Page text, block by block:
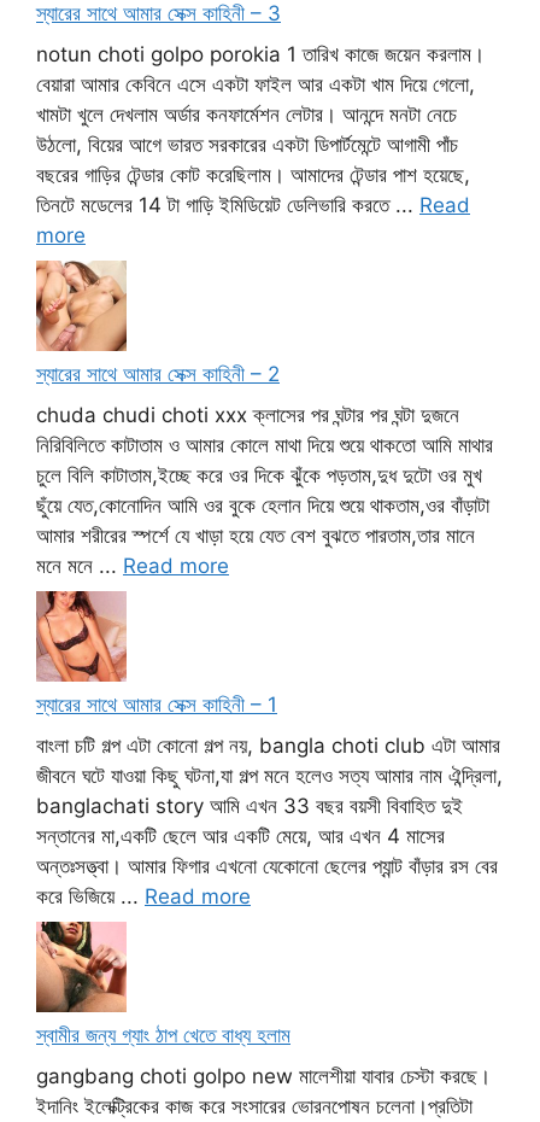
স্যারের সাথে আমার সেক্স কাহিনী – 3
notun choti golpo porokia 1 তারিখ কাজে জয়েন করলাম।
বেয়ারা আমার কেবিনে এসে একটা ফাইল আর একটা খাম দিয়ে গেলো,
খামটা খুলে দেখলাম অর্ডার কনফার্মেশন লেটার। আনন্দে মনটা নেচে
উঠলো, বিয়ের আগে ভারত সরকারের একটা ডিপার্টমেন্টে আগামী পাঁচ
বছরের গাড়ির টেন্ডার কোট করেছিলাম। আমাদের টেন্ডার পাশ হয়েছে,
তিনটে মডেলের 14 টা গাড়ি ইমিডিয়েট ডেলিভারি করতে ... Read
more
স্যারের সাথে আমার সেক্স কাহিনী – 2
chuda chudi choti xxx ক্লাসের পর ঘন্টার পর ঘন্টা দুজনে
নিরিবিলিতে কাটাতাম ও আমার কোলে মাথা দিয়ে শুয়ে থাকতো আমি মাথার
চুলে বিলি কাটাতাম,ইচ্ছে করে ওর দিকে ঝুঁকে পড়তাম,দুধ দুটো ওর মুখ
ছুঁয়ে যেত,কোনোদিন আমি ওর বুকে হেলান দিয়ে শুয়ে থাকতাম,ওর বাঁড়াটা
আমার শরীরের স্পর্শে যে খাড়া হয়ে যেত বেশ বুঝতে পারতাম,তার মানে
মনে মনে ... Read more
স্যারের সাথে আমার সেক্স কাহিনী – 1
বাংলা চটি গল্প এটা কোনো গল্প নয়, bangla choti club এটা আমার
জীবনে ঘটে যাওয়া কিছু ঘটনা,যা গল্প মনে হলেও সত্য আমার নাম ঐন্দ্রিলা,
banglachati story আমি এখন 33 বছর বয়সী বিবাহিত দুই
সন্তানের মা,একটি ছেলে আর একটি মেয়ে, আর এখন 4 মাসের
অন্তঃসত্ত্বা। আমার ফিগার এখনো যেকোনো ছেলের প্যান্ট বাঁড়ার রস বের
করে ভিজিয়ে ... Read more
স্বামীর জন্য গ্যাং ঠাপ খেতে বাধ্য হলাম
gangbang choti golpo new মালেশীয়া যাবার চেস্টা করছে।
ইদানিং ইলেক্ট্রিকের কাজ করে সংসারের ভোরনপোষন চলেনা।প্রতিটা